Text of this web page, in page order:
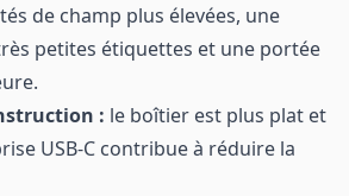
de champ plus élevées, une
petites étiquettes et une portée
: le boîtier est plus plat et
USB-C contribue à réduire la